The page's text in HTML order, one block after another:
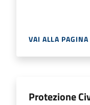
VAI ALLA PAGINA
Protezione